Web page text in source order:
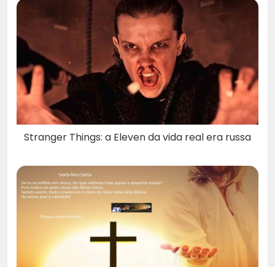
Stranger Things: a Eleven da vida real era russa